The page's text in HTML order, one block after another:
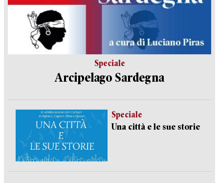
Speciale
Arcipelago Sardegna
Speciale
Una città e le sue storie